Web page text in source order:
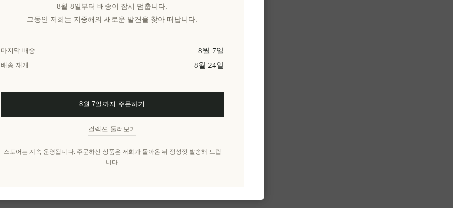
8월 8일부터 배송이 잠시 멈춥니다.
그동안 저희는 지중해의 새로운 발견을 찾아 떠납니다.
마지막 배송 8월 7일
배송 재개 8월 24일
8월 7일까지 주문하기
컬렉션 둘러보기
스토어는 계속 운영됩니다. 주문하신 상품은 저희가 돌아온 뒤 정성껏 발송해 드립
니다.